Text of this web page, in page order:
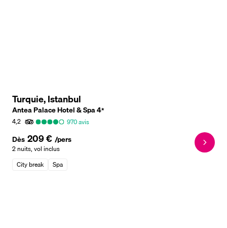
Turquie, Istanbul
Antea Palace Hotel & Spa4*
4,2
970avis
Dès 209 € /pers
2 nuits, vol inclus
City break
Spa